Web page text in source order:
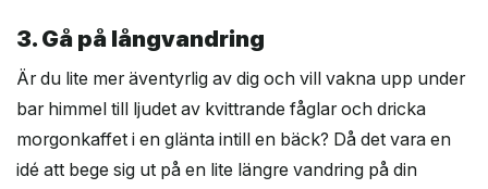
3. Gå på långvandring
Är du lite mer äventyrlig av dig och vill vakna upp under
bar himmel till ljudet av kvittrande fåglar och dricka
morgonkaffet i en glänta intill en bäck? Då det vara en
idé att bege sig ut på en lite längre vandring på din